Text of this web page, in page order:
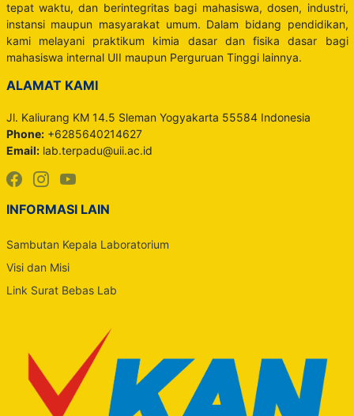
tepat waktu, dan berintegritas bagi mahasiswa, dosen, industri,
instansi maupun masyarakat umum. Dalam bidang pendidikan,
kami melayani praktikum kimia dasar dan fisika dasar bagi
mahasiswa internal UII maupun Perguruan Tinggi lainnya.
ALAMAT KAMI
Jl. Kaliurang KM 14.5 Sleman Yogyakarta 55584 Indonesia
Phone:+6285640214627
Email: lab.terpadu@uii.ac.id
INFORMASI LAIN
Sambutan Kepala Laboratorium
Visi dan Misi
Link Surat Bebas Lab